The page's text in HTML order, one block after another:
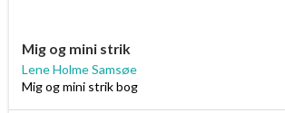
Mig og mini strik
Lene Holme Samsøe
Mig og mini strik bog